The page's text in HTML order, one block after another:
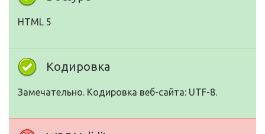
HTML 5
Кодировка
Замечательно. Кодировка веб-сайта: UTF-8.